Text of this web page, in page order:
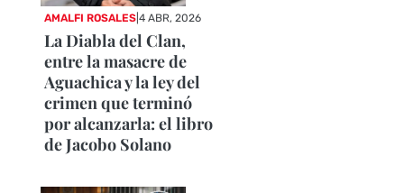
AMALFI ROSALES |4 ABR, 2026
La Diabla del Clan,
entre la masacre de
Aguachica y la ley del
crimen que terminó
por alcanzarla: el libro
de Jacobo Solano